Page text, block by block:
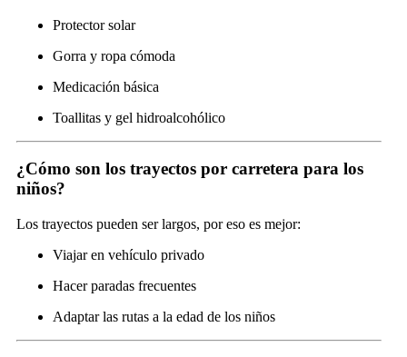
Protector solar
Gorra y ropa cómoda
Medicación básica
Toallitas y gel hidroalcohólico
¿Cómo son los trayectos por carretera para los
niños?
Los trayectos pueden ser largos, por eso es mejor:
Viajar en vehículo privado
Hacer paradas frecuentes
Adaptar las rutas a la edad de los niños